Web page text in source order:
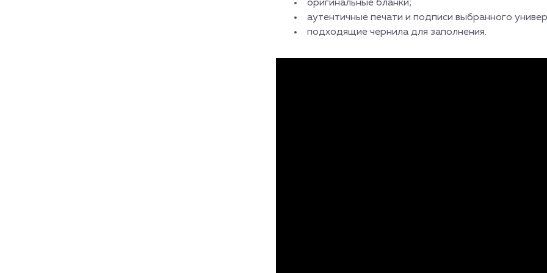
оригинальные бланки;
аутентичные печати и подписи выбранного
подходящие чернила для заполнения.